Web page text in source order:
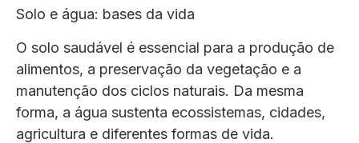
Solo e água: bases da vida
O solo saudável é essencial para a produção de
alimentos, a preservação da vegetação e a
manutenção dos ciclos naturais. Da mesma
forma, a água sustenta ecossistemas, cidades,
agricultura e diferentes formas de vida.